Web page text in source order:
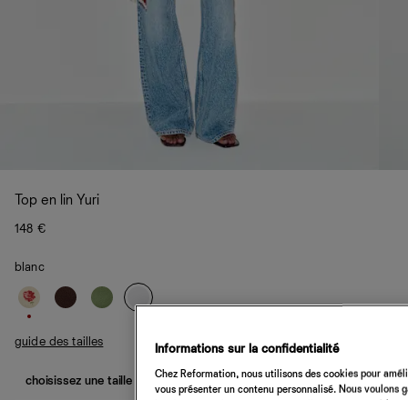
Top en lin Yuri
148 €
blanc
guide des tailles
choisissez une taille
Informations sur la confidentialité
Chez Reformation, nous utilisons des cookies pour
vous présenter un contenu personnalisé. Nous